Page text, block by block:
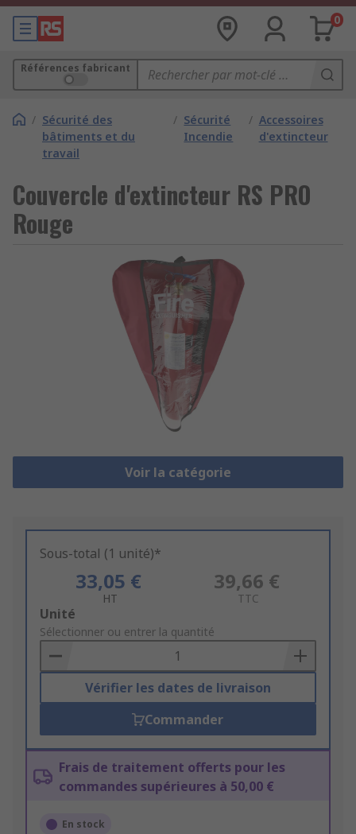
0
Références fabricant
/ Sécurité des
bâtiments et du
travail
/ Sécurité
Incendie
/ Accessoires
d'extincteur
Couvercle d'extincteur RS PRO
Rouge
Voir la catégorie
Sous-total (1 unité)*
33,05 €
HT
39,66 €
TTC
Add
to
Basket
Unité
Sélectionner ou entrer la quantité
Vérifier les dates de livraison
Commander
Frais de traitement offerts pour les
commandes supérieures à 50,00 €
En stock